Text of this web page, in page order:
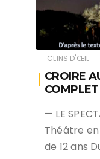
CLINS D'ŒIL
CROIRE
COMPLET
— LE
Théâtre
de 12 ans